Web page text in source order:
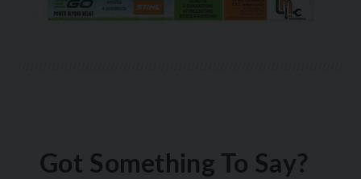
Got Something To Say?